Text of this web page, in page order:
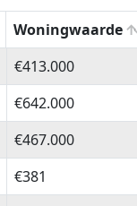
Woningwaarde
Woningwaarde
€413.000
€642.000
€467.000
€381